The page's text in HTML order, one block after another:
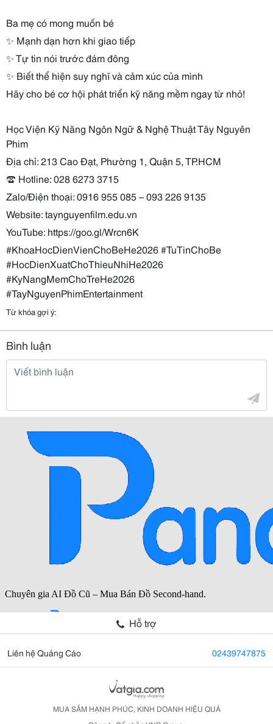
Ba mẹ có mong muốn bé
✨ Mạnh dạn hơn khi giao tiếp
✨ Tự tin nói trước đám đông
✨ Biết thể hiện suy nghĩ và cảm xúc của mình
Hãy cho bé cơ hội phát triển kỹ năng mềm ngay từ nhỏ!
Học Viện Kỹ Năng Ngôn Ngữ & Nghệ Thuật Tây Nguyên
Phim
Địa chỉ: 213 Cao Đạt, Phường 1, Quận 5, TP.HCM
☎️ Hotline: 028 6273 3715
Zalo/Điện thoại: 0916 955 085 – 093 226 9135
Website: taynguyenfilm.edu.vn
YouTube: https://goo.gl/Wrcn6K
#KhoaHocDienVienChoBeHe2026 #TuTinChoBe
#HocDienXuatChoThieuNhiHe2026
#KyNangMemChoTreHe2026
#TayNguyenPhimEntertainment
Từ khóa gợi ý:
Bình luận
Hỗ trợ
Liên hệ Quảng Cáo 02439747875
MUA SẮM HẠNH PHÚC, KINH DOANH HIỆU QUẢ